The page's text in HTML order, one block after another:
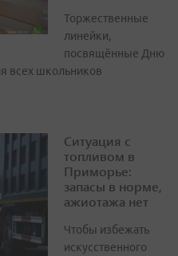
Торжественные
линейки,
посвящённые Дню
всех школьников
Ситуация с
топливом в
Приморье:
запасы в норме,
ажиотажа нет
Чтобы избежать
искусственного